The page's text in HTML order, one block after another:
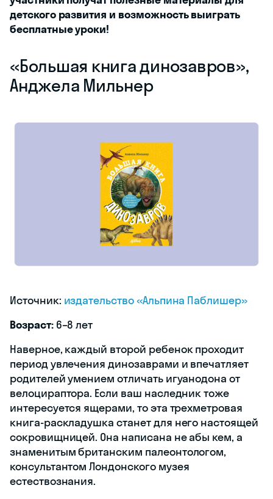
детского развития и возможность выиграть
бесплатные уроки!
«‎Большая книга динозавров»,
Анджела Мильнер
Источник: издательство «Альпина Паблишер»
Возраст:6–8 лет
Наверное, каждый второй ребенок проходит
период увлечения динозаврами и впечатляет
родителей умением отличать игуанодона от
велоцираптора. Если ваш наследник тоже
интересуется ящерами, то эта трехметровая
книга-раскладушка станет для него настоящей
сокровищницей. Она написана не абы кем, а
знаменитым британским палеонтологом,
консультантом Лондонского музея
естествознания.